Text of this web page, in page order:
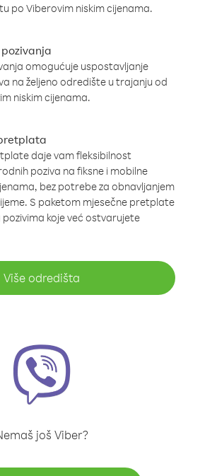
po Viberovim niskim cijenama.
omogućuje uspostavljanje
na željeno odredište u trajanju od
niskim cijenama.
daje vam fleksibilnost
poziva na fiksne i mobilne
bez potrebe za obnavljanjem
S paketom mjesečne pretplate
koje već ostvarujete
Više odredišta
još Viber?